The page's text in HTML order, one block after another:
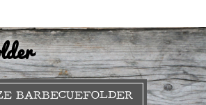
BARBECUEFOLDER